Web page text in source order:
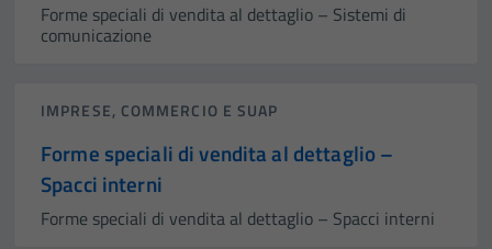
Forme speciali di vendita al dettaglio – Sistemi di
comunicazione
IMPRESE, COMMERCIO E SUAP
Forme speciali di vendita al dettaglio –
Spacci interni
Forme speciali di vendita al dettaglio – Spacci interni